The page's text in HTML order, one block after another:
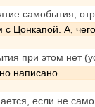
самобытия,
с Цонкапой. А,
при этом нет
написано.
если не